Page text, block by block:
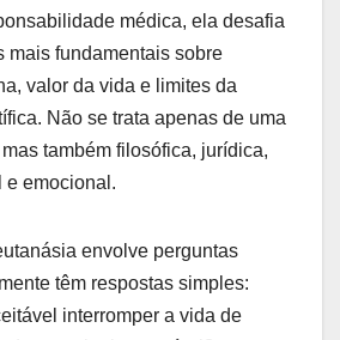
médica, ela desafia
mais fundamentais sobre
valor da vida e limites da
Não se trata apenas de uma
também filosófica, jurídica,
e emocional.
envolve perguntas
têm respostas simples:
interromper a vida de